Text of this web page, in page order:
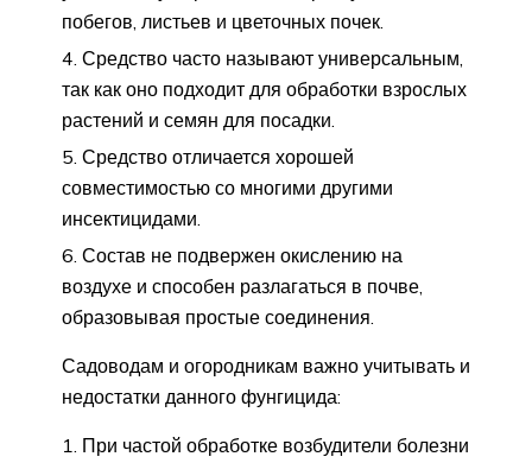
побегов, листьев и цветочных почек.
Средство часто называют универсальным,
так как оно подходит для обработки взрослых
растений и семян для посадки.
Средство отличается хорошей
совместимостью со многими другими
инсектицидами.
Состав не подвержен окислению на
воздухе и способен разлагаться в почве,
образовывая простые соединения.
Садоводам и огородникам важно учитывать и
недостатки данного фунгицида:
При частой обработке возбудители болезни